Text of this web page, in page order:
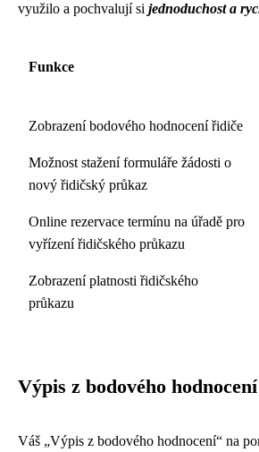
využilo a pochvalují si jednoduchost a
Funkce
Zobrazení bodového hodnocení řidiče
Možnost stažení formuláře žádosti o
nový řidičský průkaz
Online rezervace termínu na úřadě pro
vyřízení řidičského průkazu
Zobrazení platnosti řidičského
průkazu
Výpis z bodového hodnocení
Váš „Výpis z bodového hodnocení“ na